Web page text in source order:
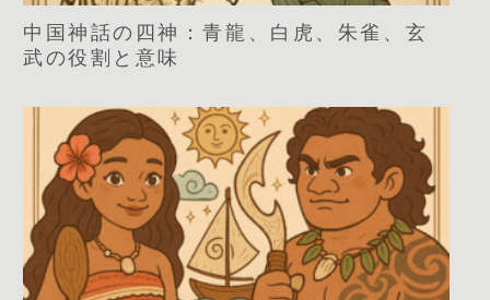
中国神話の四神：青龍、白虎、朱雀、玄
武の役割と意味